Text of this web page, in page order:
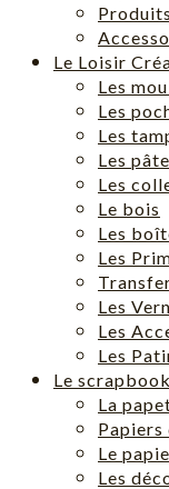
Le Loisir
Les
Les
Les
Les
Les
Le bois
Les
Les
Les
Les
Les
Le
La
Papiers
Le
Les